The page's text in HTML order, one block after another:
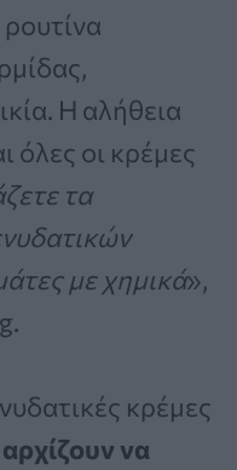
Η αλήθεια
όλες οι κρέμες
τα
με χημικά»,
κρέμες
αρχίζουν να